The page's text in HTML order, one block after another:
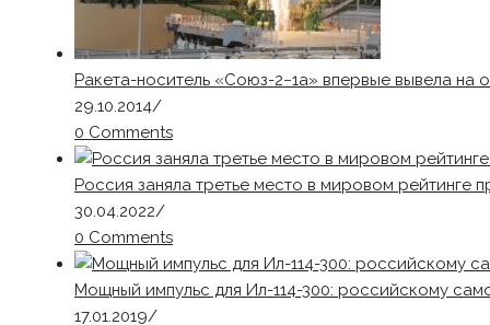
Ракета-носитель «Союз-2−1а» впервые вывела на
29.10.2014/
0 Comments
Россия заняла третье место в мировом рейтинге
30.04.2022/
0 Comments
Мощный импульс для Ил-114-300: российскому
17.01.2019/